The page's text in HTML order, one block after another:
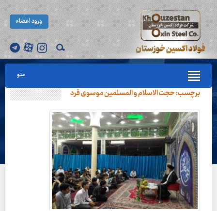
ورود اعضاء
منو
برچسب:حجت الاسلام و المسلمین موسوی فرد